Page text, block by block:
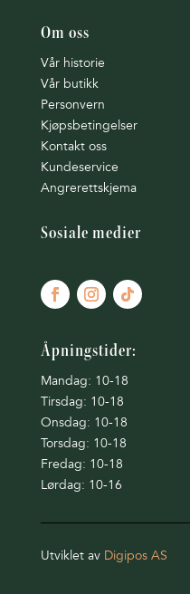
Om oss
Vår historie
Vår butikk
Personvern
Kjøpsbetingelser
Kontakt oss
Kundeservice
Angrerettskjema
Sosiale medier
Åpningstider:
Mandag: 10-18
Tirsdag: 10-18
Onsdag: 10-18
Torsdag: 10-18
Fredag: 10-18
Lørdag: 10-16
Utviklet av Digipos AS